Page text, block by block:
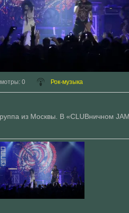
: 0 Рок-музыка
из Москвы. В «CLUBничном